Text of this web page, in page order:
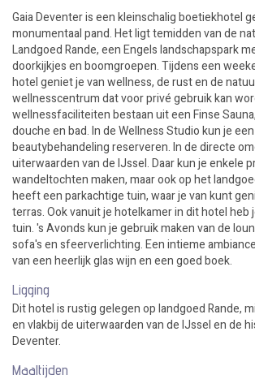
Gaia Deventer is een kleinschalig boetiekhotel
monumentaal pand. Het ligt temidden van de
Landgoed Rande, een Engels landschapspark
doorkijkjes en boomgroepen. Tijdens een
hotel geniet je van wellness, de rust en de
wellnesscentrum dat voor privé gebruik kan
wellnessfaciliteiten bestaan uit een Finse
douche en bad. In de Wellness Studio kun je
beautybehandeling reserveren. In de directe
uiterwaarden van de IJssel. Daar kun je enkele
wandeltochten maken, maar ook op het
heeft een parkachtige tuin, waar je van kunt
terras. Ook vanuit je hotelkamer in dit hotel heb
tuin. 's Avonds kun je gebruik maken van de
sofa's en sfeerverlichting. Een intieme
van een heerlijk glas wijn en een goed boek.
Ligging
Dit hotel is rustig gelegen op landgoed Rande,
en vlakbij de uiterwaarden van de IJssel en de
Deventer.
Maaltijden